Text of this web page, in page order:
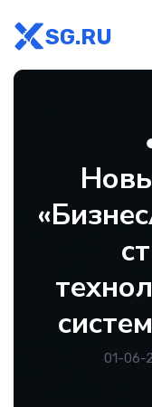
SG.RU
01-06-